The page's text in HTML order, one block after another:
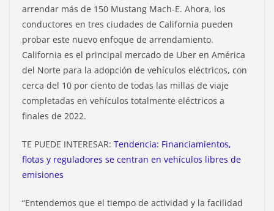
arrendar más de 150 Mustang Mach-E. Ahora, los
conductores en tres ciudades de California pueden
probar este nuevo enfoque de arrendamiento.
California es el principal mercado de Uber en América
del Norte para la adopción de vehículos eléctricos, con
cerca del 10 por ciento de todas las millas de viaje
completadas en vehículos totalmente eléctricos a
finales de 2022.
TE PUEDE INTERESAR: Tendencia: Financiamientos,
flotas y reguladores se centran en vehículos libres de
emisiones
“Entendemos que el tiempo de actividad y la facilidad